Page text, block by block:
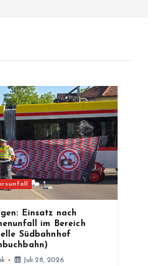
Einsatz nach
im Bereich
Südbahnhof
Juli 28, 2026